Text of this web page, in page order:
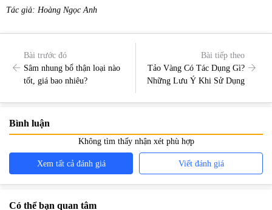
Tác giả: Hoàng Ngọc Anh
Bài trước đó
Sâm nhung bổ thận loại nào
tốt, giá bao nhiêu?
Bài tiếp theo
Tảo Vàng Có Tác Dụng Gì?
Những Lưu Ý Khi Sử Dụng
Bình luận
Không tìm thấy nhận xét phù hợp
Xem tất cả đánh giá Viết đánh giá
Có thể bạn quan tâm